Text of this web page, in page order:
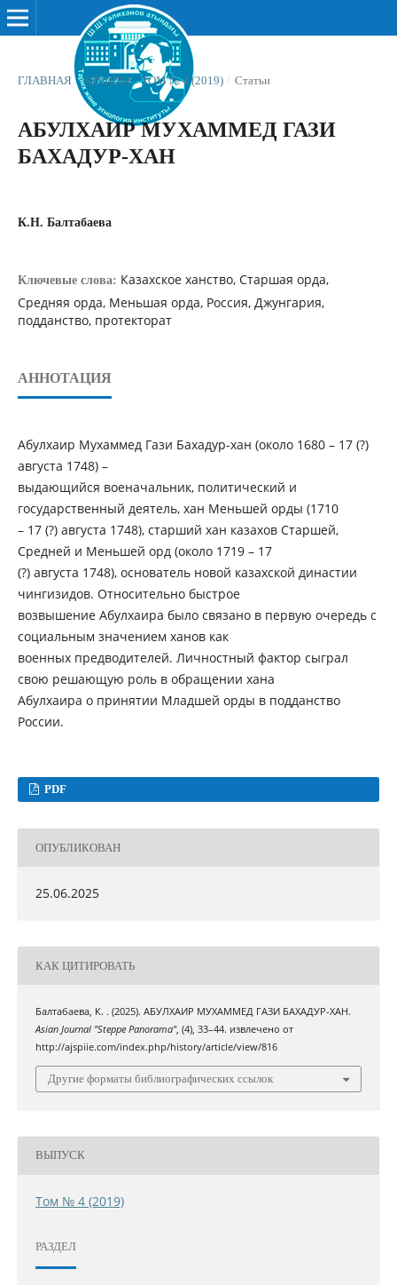
ГЛАВНАЯ / АРХИВЫ / ТОМ № 4 (2019) / Статьи
АБУЛХАИР МУХАММЕД ГАЗИ
БАХАДУР-ХАН
К.Н. Балтабаева
Ключевые слова: Казахское ханство, Старшая орда,
Средняя орда, Меньшая орда, Россия, Джунгария,
подданство, протекторат
АННОТАЦИЯ
Абулхаир Мухаммед Гази Бахадур-хан (около 1680 – 17 (?)
августа 1748) –
выдающийся военачальник, политический и
государственный деятель, хан Меньшей орды (1710
– 17 (?) августа 1748), старший хан казахов Старшей,
Средней и Меньшей орд (около 1719 – 17
(?) августа 1748), основатель новой казахской династии
чингизидов. Относительно быстрое
возвышение Абулхаира было связано в первую очередь с
социальным значением ханов как
военных предводителей. Личностный фактор сыграл
свою решающую роль в обращении хана
Абулхаира о принятии Младшей орды в подданство
России.
PDF
ОПУБЛИКОВАН
25.06.2025
КАК ЦИТИРОВАТЬ
Балтабаева, К. . (2025). АБУЛХАИР МУХАММЕД ГАЗИ БАХАДУР-ХАН.
Asian Journal "Steppe Panorama", (4), 33–44. извлечено от
http://ajspiie.com/index.php/history/article/view/816
Другие форматы библиографических ссылок
ВЫПУСК
Том № 4 (2019)
РАЗДЕЛ